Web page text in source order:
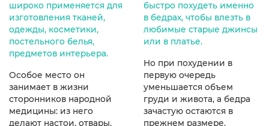
широко применяется для
изготовления тканей,
одежды, косметики,
постельного белья,
предметов интерьера.
Особое место он
занимает в жизни
сторонников народной
медицины: из него
делают настои, отвары,
быстро похудеть именно
в бедрах, чтобы влезть в
любимые старые джинсы
или в платье.
Но при похудении в
первую очередь
уменьшается объем
груди и живота, а бедра
зачастую остаются в
прежнем размере.